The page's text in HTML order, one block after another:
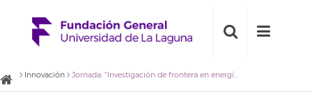
Innovación Jornada: “Investigación de frontera en energías renovables: fotosíntesis artificial”